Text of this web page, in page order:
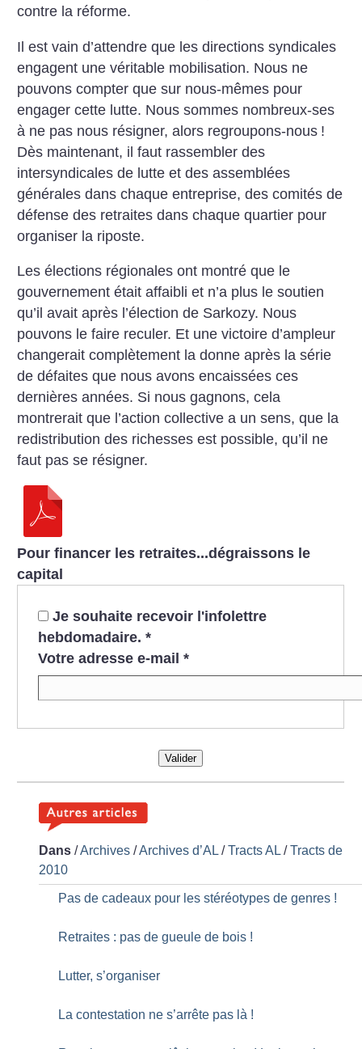
contre la réforme.
Il est vain d’attendre que les directions syndicales
engagent une véritable mobilisation. Nous ne
pouvons compter que sur nous-mêmes pour
engager cette lutte. Nous sommes nombreux-ses
à ne pas nous résigner, alors regroupons-nous !
Dès maintenant, il faut rassembler des
intersyndicales de lutte et des assemblées
générales dans chaque entreprise, des comités de
défense des retraites dans chaque quartier pour
organiser la riposte.
Les élections régionales ont montré que le
gouvernement était affaibli et n’a plus le soutien
qu’il avait après l’élection de Sarkozy. Nous
pouvons le faire reculer. Et une victoire d’ampleur
changerait complètement la donne après la série
de défaites que nous avons encaissées ces
dernières années. Si nous gagnons, cela
montrerait que l’action collective a un sens, que la
redistribution des richesses est possible, qu’il ne
faut pas se résigner.
Pour financer les retraites...dégraissons le
capital
Je souhaite recevoir l'infolettre
hebdomadaire. *
Votre adresse e-mail *
Valider
Dans /Archives /Archives d’AL /Tracts AL /Tracts de
2010
Pas de cadeaux pour les stéréotypes de genres !
Retraites : pas de gueule de bois !
Lutter, s’organiser
La contestation ne s’arrête pas là !